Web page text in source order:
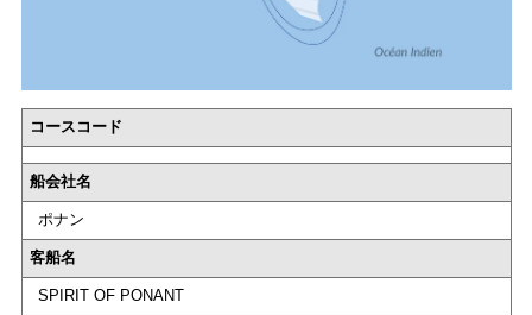
コースコード
船会社名
ポナン
客船名
SPIRIT OF PONANT